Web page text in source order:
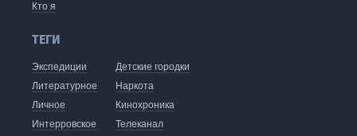
Кто я
ТЕГИ
Экспедиции
Литературное
Личное
Интерровское
Детские городки
Наркота
Кинохроника
Телеканал